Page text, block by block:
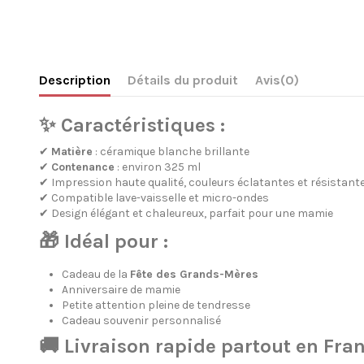
Description Détails du produit Avis(0)
✨ Caractéristiques :
✔ Matière : céramique blanche brillante
✔ Contenance : environ 325 ml
✔ Impression haute qualité, couleurs éclatantes et
✔ Compatible lave-vaisselle et micro-ondes
✔ Design élégant et chaleureux, parfait pour une mamie
🎁 Idéal pour :
Cadeau de la Fête des Grands-Mères
Anniversaire de mamie
Petite attention pleine de tendresse
Cadeau souvenir personnalisé
🚚 Livraison rapide partout en